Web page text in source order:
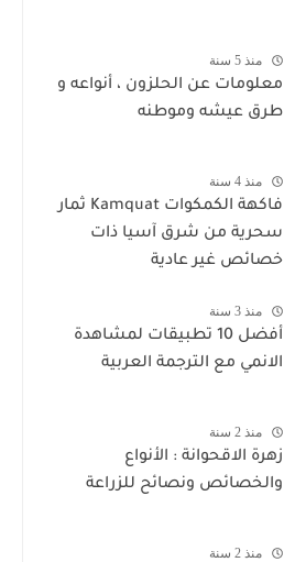
منذ 5 سنة
معلومات عن الحلزون ، أنواعه و
طرق عيشه وموطنه
منذ 4 سنة
فاكهة الكمكوات Kamquat ثمار
سحرية من شرق آسيا ذات
خصائص غير عادية
منذ 3 سنة
أفضل 10 تطبيقات لمشاهدة
الانمي مع الترجمة العربية
منذ 2 سنة
زهرة الاقحوانة : الأنواع
والخصائص ونصائح للزراعة
منذ 2 سنة